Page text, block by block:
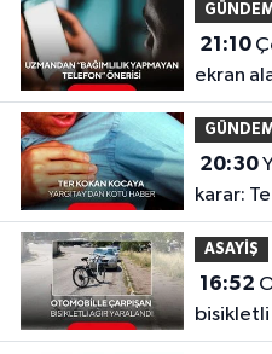
21:10Çocuklar ve gençler için
ekran
çeken
20:30Yargıtay’dan dikkat çeken
karar:
kusur
ASAYİŞ
16:52
bisikletli